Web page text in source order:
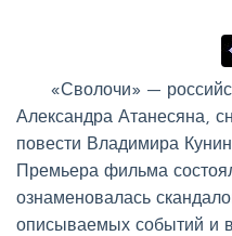
«Сволочи» —
Александра Атанесяна,
повести Владимира
Премьера фильма
ознаменовалась
описываемых событий и